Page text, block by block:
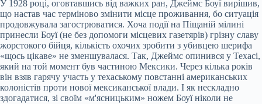
У 1928 році, оговтавшись від важких ран, Джеймс Боуї вирішив,
що настав час терміново змінити місце проживання, бо ситуація
продовжувала загострюватися. Хоча події на Піщаній мілині
принесли Боуї (не без допомоги місцевих газетярів) грізну славу
жорстокого бійця, кількість охочих зробити з убивцею шерифа
«щось цікаве» не зменшувалася. Так, Джеймс опинився у Техасі,
який на той момент був частиною Мексики. Через кілька років
він взяв гарячу участь у техаському повстанні американських
колоністів проти нової мексиканської влади. І як нескладно
здогадатися, зі своїм «м'ясницьким» ножем Боуї ніколи не